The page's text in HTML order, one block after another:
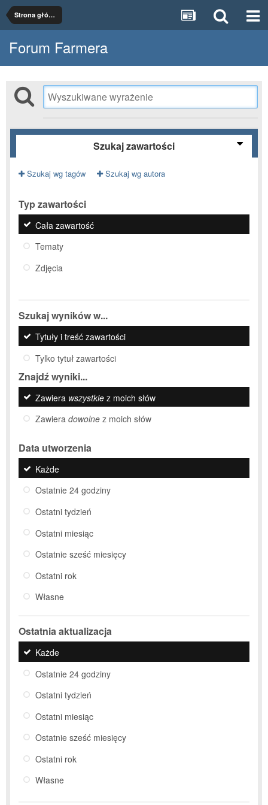
Strona główna
Forum Farmera
Szukaj zawartości
Szukaj wg tagów Szukaj wg autora
Typ zawartości
Cała zawartość
Tematy
Zdjęcia
Szukaj wyników w...
Tytuły i treść zawartości
Tylko tytuł zawartości
Znajdź wyniki...
Zawiera wszystkie z moich słów
Zawiera dowolne z moich słów
Data utworzenia
Każde
Ostatnie 24 godziny
Ostatni tydzień
Ostatni miesiąc
Ostatnie sześć miesięcy
Ostatni rok
Własne
Ostatnia aktualizacja
Każde
Ostatnie 24 godziny
Ostatni tydzień
Ostatni miesiąc
Ostatnie sześć miesięcy
Ostatni rok
Własne